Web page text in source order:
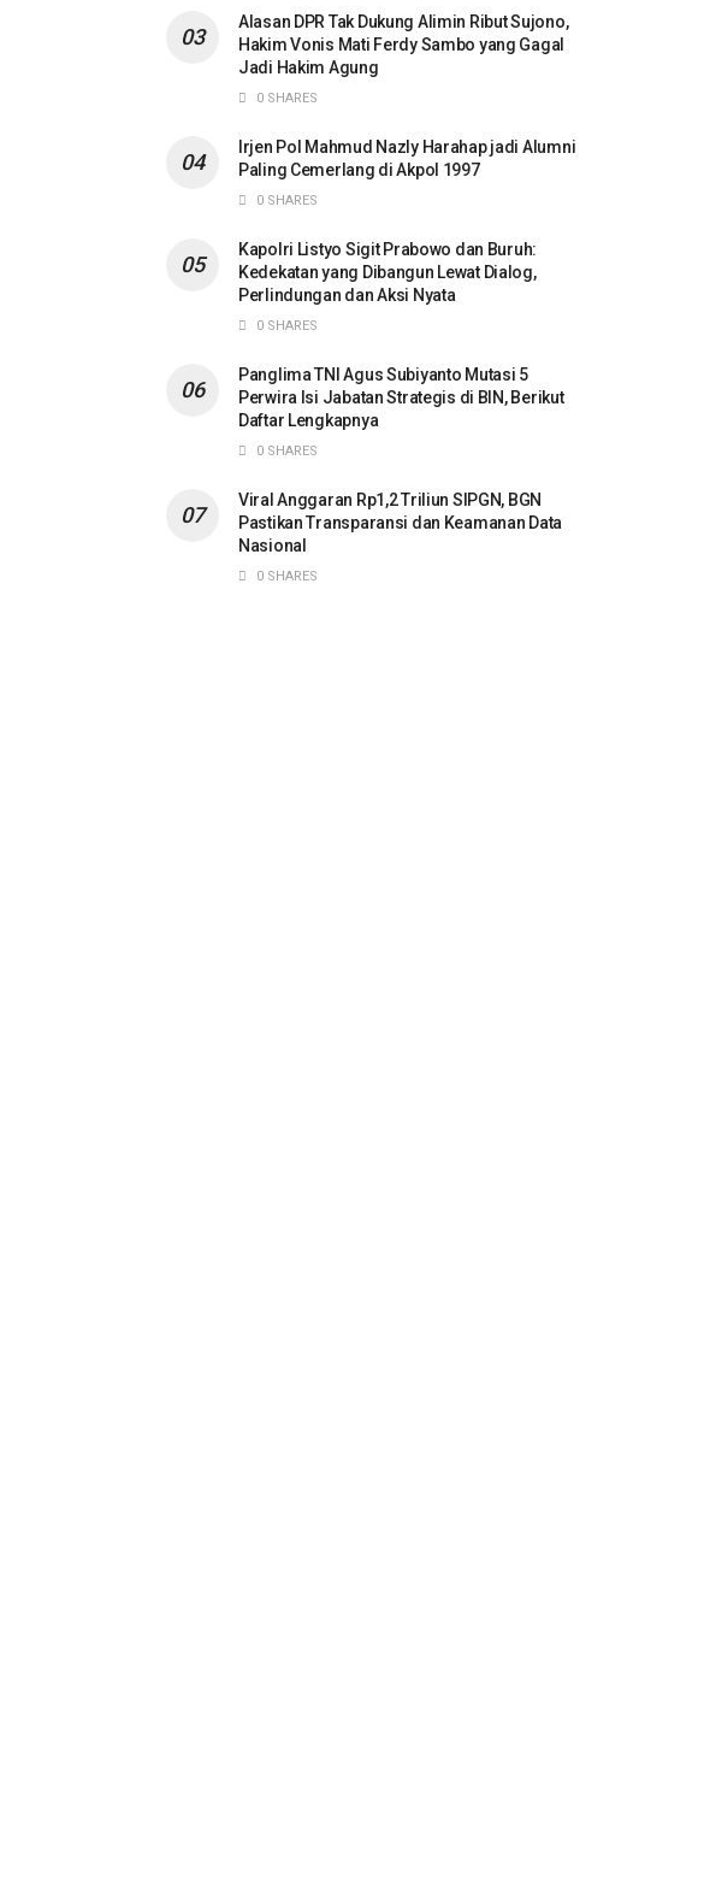
Alasan DPR Tak Dukung Alimin Ribut Sujono,
Hakim Vonis Mati Ferdy Sambo yang Gagal
Jadi Hakim Agung
0 SHARES
Irjen Pol Mahmud Nazly Harahap jadi Alumni
Paling Cemerlang di Akpol 1997
0 SHARES
Kapolri Listyo Sigit Prabowo dan Buruh:
Kedekatan yang Dibangun Lewat Dialog,
Perlindungan dan Aksi Nyata
0 SHARES
Panglima TNI Agus Subiyanto Mutasi 5
Perwira Isi Jabatan Strategis di BIN, Berikut
Daftar Lengkapnya
0 SHARES
Viral Anggaran Rp1,2 Triliun SIPGN, BGN
Pastikan Transparansi dan Keamanan Data
Nasional
0 SHARES